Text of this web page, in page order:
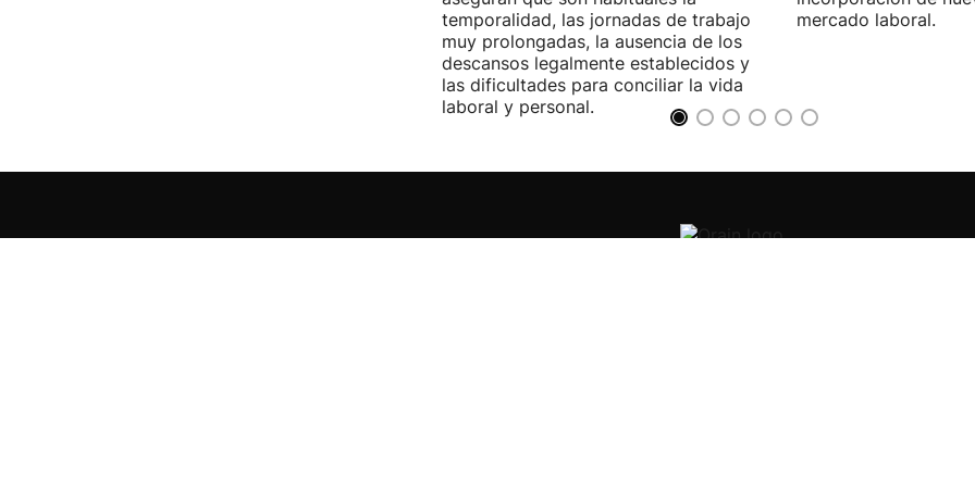
temporalidad, las jornadas de trabajo
muy prolongadas, la ausencia de los
descansos legalmente establecidos y
las dificultades para conciliar la vida
laboral y personal.
mercado laboral.